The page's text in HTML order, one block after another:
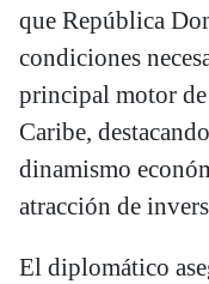
que República
condiciones
principal motor
Caribe,
dinamismo
atracción de
El diplomático